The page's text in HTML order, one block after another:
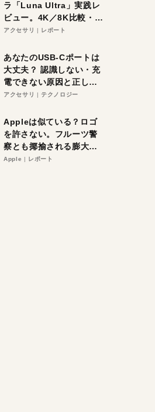
ラ「Luna Ultra」実践レ
ビュー。4K／8K比較・ズ
ーム・夜間撮影をチェッ
アクセサリ レポート
あなたのUSB-Cポートは
大丈夫？ 認識しない・充
電できない原因と正しい
対策
アクセサリ テクノロジー
Appleは似ている？ロゴ
を許さない。フルーツ警
察とも揶揄される膨大な
異議申し立て。対象は非
Apple レポート